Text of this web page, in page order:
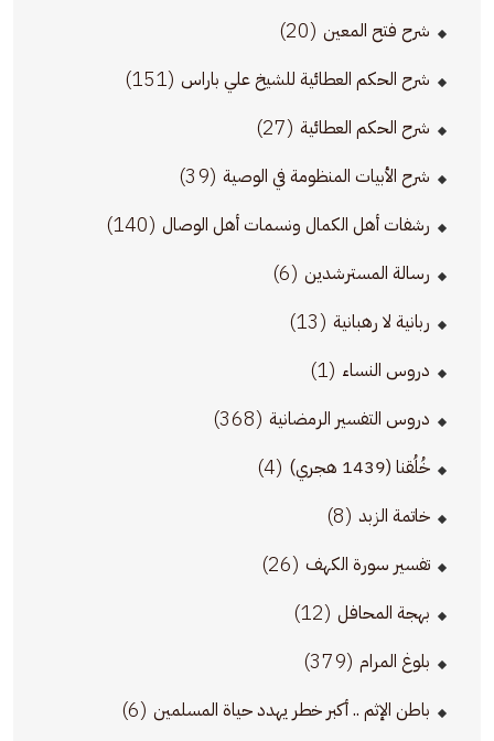
شرح فتح المعين (20)
شرح الحكم العطائية للشيخ علي باراس (151)
شرح الحكم العطائية (27)
شرح الأبيات المنظومة في الوصية (39)
رشفات أهل الكمال ونسمات أهل الوصال (140)
رسالة المسترشدين (6)
ربانية لا رهبانية (13)
دروس النساء (1)
دروس التفسير الرمضانية (368)
خُلُقنا (1439 هجري) (4)
خاتمة الزبد (8)
تفسير سورة الكهف (26)
بهجة المحافل (12)
بلوغ المرام (379)
باطن الإثم .. أكبر خطر يهدد حياة المسلمين (6)